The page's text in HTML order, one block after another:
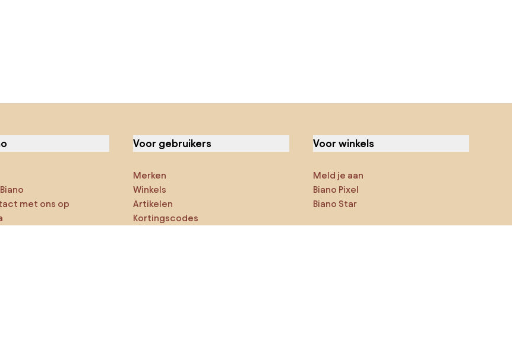
met ons op
Voor gebruikers
Merken
Winkels
Artikelen
Kortingscodes
Voor winkels
Meld je aan
Biano Pixel
Biano Star